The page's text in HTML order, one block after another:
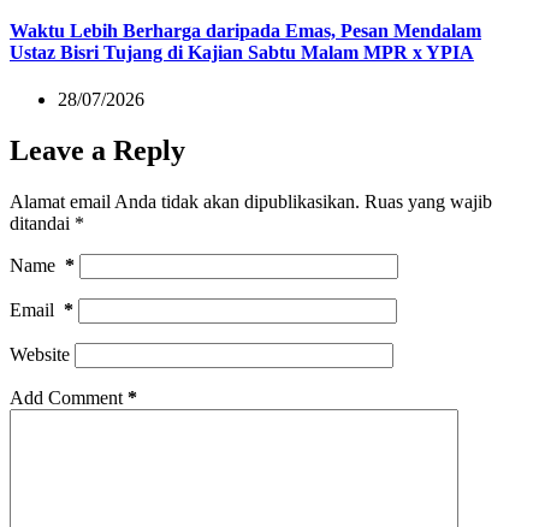
Waktu Lebih Berharga daripada Emas, Pesan Mendalam
Ustaz Bisri Tujang di Kajian Sabtu Malam MPR x YPIA
28/07/2026
Leave a Reply
Alamat email Anda tidak akan dipublikasikan. Ruas yang wajib
ditandai *
Name *
Email *
Website
Add Comment *